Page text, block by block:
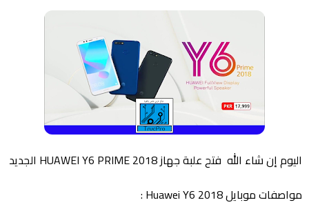
اليوم إن شاء الله فتح علبة جهاز HUAWEI Y6 PRIME 2018 الجديد
مواصفات موبايل Huawei Y6 2018 :